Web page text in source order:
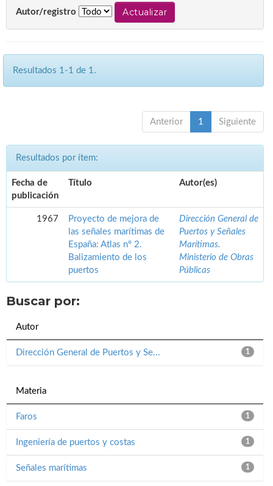
Autor/registro
Resultados 1-1 de 1.
Anterior 1 Siguiente
Resultados por ítem:
Fecha de
publicación
Título Autor(es)
1967
Proyecto de mejora de
las señales marítimas de
España: Atlas nº 2.
Balizamiento de los
puertos
Dirección General de
Puertos y Señales
Marítimas.
Ministerio de Obras
Públicas
Buscar por:
Autor
1
Dirección General de Puertos y Se...
Materia
1
Faros
1
Ingeniería de puertos y costas
1
Señales marítimas